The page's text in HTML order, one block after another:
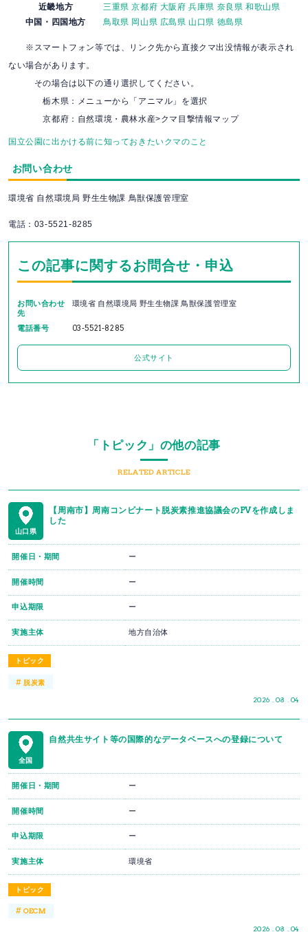
近畿地方
三重県 京都府 大阪府 兵庫県 奈良県 和歌山県
中国・四国地方
鳥取県 岡山県 広島県 山口県 徳島県
※スマートフォン等では、リンク先から直接クマ出没情報が表示され
ない場合があります。
その場合は以下の通り選択してください。
栃木県：メニューから「アニマル」を選択
京都府：自然環境・農林水産>クマ目撃情報マップ
国立公園に出かける前に知っておきたいクマのこと
お問い合わせ
環境省 自然環境局 野生生物課 鳥獣保護管理室
電話：03-5521-8285
この記事に関するお問合せ・申込
お問い合わせ
先
環境省 自然環境局 野生生物課 鳥獣保護管理室
電話番号 03-5521-8285
公式サイト
「トピック」の他の記事
RELATED ARTICLE
山口県
【周南市】周南コンビナート脱炭素推進協議会のPVを作成しま
した
トピック
2026 . 08 . 04
開催日・期間 ー
開催時間 ー
申込期限 ー
実施主体 地方自治体
# 脱炭素
全国
自然共生サイト等の国際的なデータベースへの登録について
トピック
2026 . 08 . 04
開催日・期間 ー
開催時間 ー
申込期限 ー
実施主体 環境省
#OECM